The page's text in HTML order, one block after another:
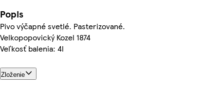
Popis
Pivo výčapné svetlé. Pasterizované.
Velkopopovický Kozel 1874
Veľkosť balenia: 4l
Zloženie